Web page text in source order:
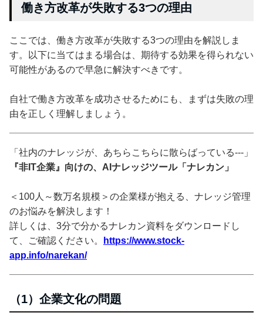
働き方改革が失敗する3つの理由
ここでは、働き方改革が失敗する3つの理由を解説しま
す。以下に当てはまる場合は、期待する効果を得られない
可能性があるので早急に解決すべきです。
自社で働き方改革を成功させるためにも、まずは失敗の理
由を正しく理解しましょう。
「社内のナレッジが、あちらこちらに散らばっている---」
『非IT企業』向けの、AIナレッジツール「ナレカン」
＜100人～数万名規模＞の企業様が抱える、ナレッジ管理
のお悩みを解決します！
詳しくは、3分で分かるナレカン資料をダウンロードし
て、ご確認ください。
https://www.stock-
app.info/narekan/
（1）企業文化の問題